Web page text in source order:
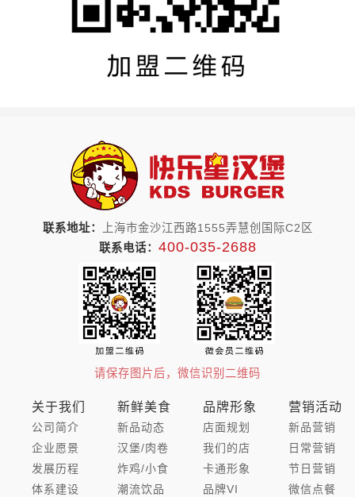
联系地址：
上海市金沙江西路1555弄慧创国际C2区
联系电话： 400-035-2688
请保存图片后，微信识别二维码
关于我们
公司简介
企业愿景
发展历程
体系建设
新鲜美食
新品动态
汉堡/肉卷
炸鸡/小食
潮流饮品
品牌形象
店面规划
我们的店
卡通形象
品牌VI
营销活动
新品营销
日常营销
节日营销
微信点餐